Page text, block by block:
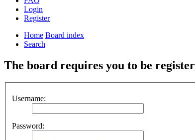
Login
Register
Home Board index
Search
The board requires you to be
Username:
Password: